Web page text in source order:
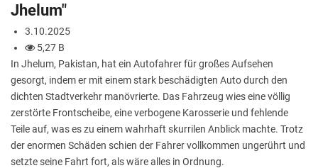
Jhelum"
3.10.2025
5,27 B
In Jhelum, Pakistan, hat ein Autofahrer für großes Aufsehen
gesorgt, indem er mit einem stark beschädigten Auto durch den
dichten Stadtverkehr manövrierte. Das Fahrzeug wies eine völlig
zerstörte Frontscheibe, eine verbogene Karosserie und fehlende
Teile auf, was es zu einem wahrhaft skurrilen Anblick machte. Trotz
der enormen Schäden schien der Fahrer vollkommen ungerührt und
setzte seine Fahrt fort, als wäre alles in Ordnung.